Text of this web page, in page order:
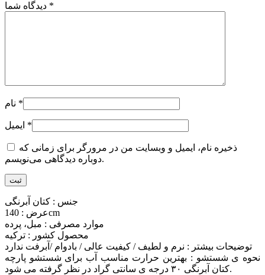
*
*
*
ذخیره نام، ایمیل و وبسایت من در مرورگر برای زمانی که
دوباره دیدگاهی می‌نویسم.
جنس : کتان آبرنگی
عرض : 140cm
موارد مصرفی : مبل، پرده
محصول کشور : ترکیه
توضیحات بیشتر : نرم و لطیف / کیفیت عالی / بادوام /آبرفت ندارد
نحوه ی شستشو : بهترین حرارت مناسب آب برای شستشو پارچه
کتان آبرنگی ۳۰ درجه ی سانتی گراد در نظر گرفته می شود.